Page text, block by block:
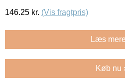
146.25 kr. (Vis fragtpris)
Læs
Køb nu